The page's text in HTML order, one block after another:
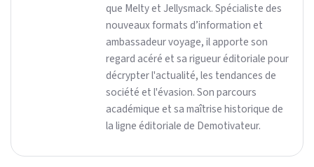
que Melty et Jellysmack. Spécialiste des
nouveaux formats d’information et
ambassadeur voyage, il apporte son
regard acéré et sa rigueur éditoriale pour
décrypter l'actualité, les tendances de
société et l'évasion. Son parcours
académique et sa maîtrise historique de
la ligne éditoriale de Demotivateur.